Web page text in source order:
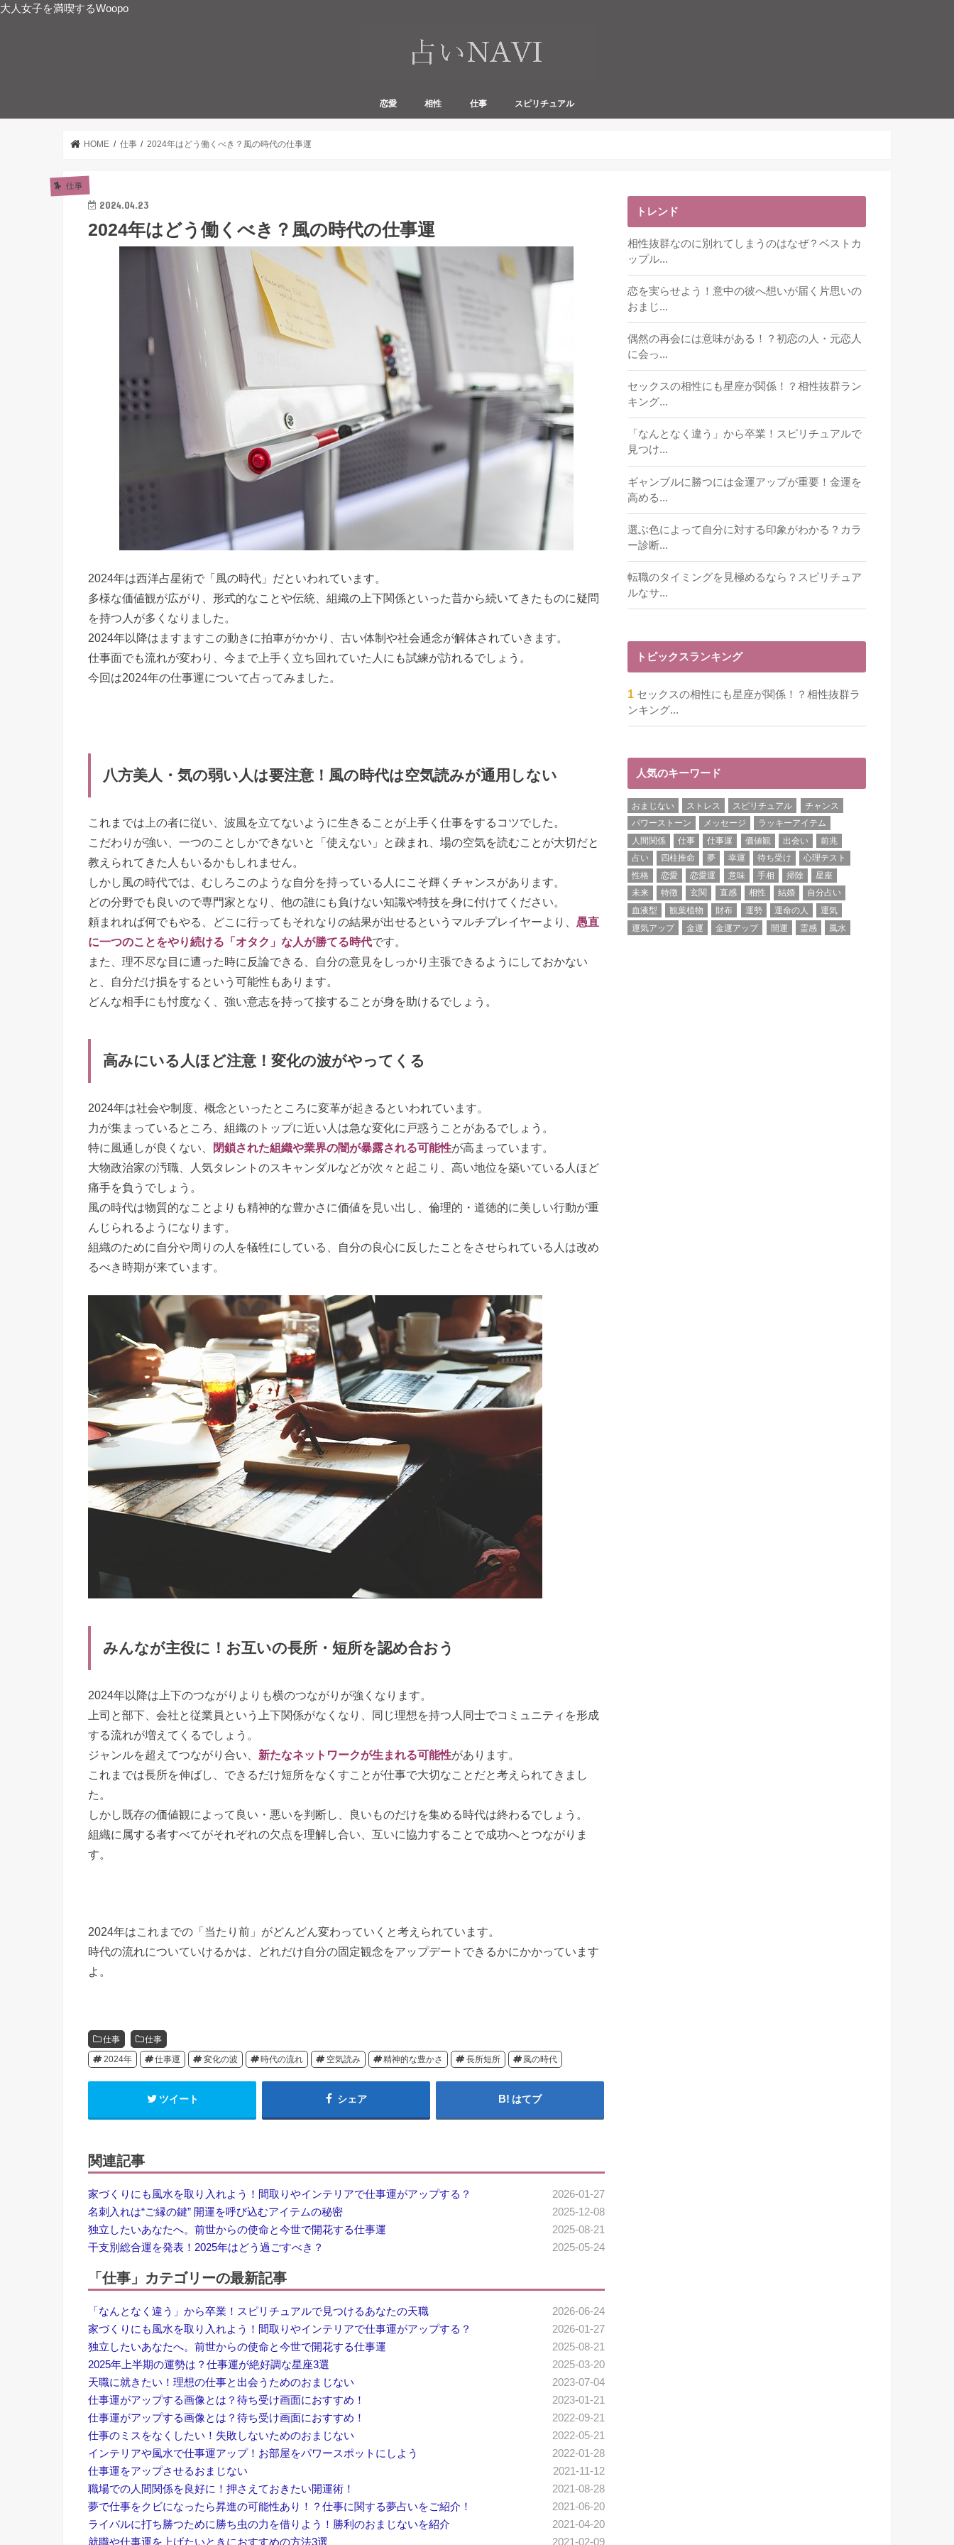
大人女子を満喫するWoopo
恋愛 相性 仕事 スピリチュアル
HOME 仕事 2024年はどう働くべき？風の時代の仕事運
仕事
2024.04.23
2024年はどう働くべき？風の時代の仕事運
2024年は西洋占星術で「風の時代」だといわれています。
多様な価値観が広がり、形式的なことや伝統、組織の上下関係といった昔から続いてきたものに疑問
を持つ人が多くなりました。
2024年以降はますますこの動きに拍車がかかり、古い体制や社会通念が解体されていきます。
仕事面でも流れが変わり、今まで上手く立ち回れていた人にも試練が訪れるでしょう。
今回は2024年の仕事運について占ってみました。
八方美人・気の弱い人は要注意！風の時代は空気読みが通用しない
これまでは上の者に従い、波風を立てないように生きることが上手く仕事をするコツでした。
こだわりが強い、一つのことしかできないと「使えない」と疎まれ、場の空気を読むことが大切だと
教えられてきた人もいるかもしれません。
しかし風の時代では、むしろこのような自分を持っている人にこそ輝くチャンスがあります。
どの分野でも良いので専門家となり、他の誰にも負けない知識や特技を身に付けてください。
頼まれれば何でもやる、どこに行ってもそれなりの結果が出せるというマルチプレイヤーより、 愚直
に一つのことをやり続ける「オタク」な人が勝てる時代です。
また、理不尽な目に遭った時に反論できる、自分の意見をしっかり主張できるようにしておかない
と、自分だけ損をするという可能性もあります。
どんな相手にも忖度なく、強い意志を持って接することが身を助けるでしょう。
高みにいる人ほど注意！変化の波がやってくる
2024年は社会や制度、概念といったところに変革が起きるといわれています。
力が集まっているところ、組織のトップに近い人は急な変化に戸惑うことがあるでしょう。
特に風通しが良くない、
閉鎖された組織や業界の闇が暴露される可能性が高まっています。
大物政治家の汚職、人気タレントのスキャンダルなどが次々と起こり、高い地位を築いている人ほど
痛手を負うでしょう。
風の時代は物質的なことよりも精神的な豊かさに価値を見い出し、倫理的・道徳的に美しい行動が重
んじられるようになります。
組織のために自分や周りの人を犠牲にしている、自分の良心に反したことをさせられている人は改め
るべき時期が来ています。
みんなが主役に！お互いの長所・短所を認め合おう
2024年以降は上下のつながりよりも横のつながりが強くなります。
上司と部下、会社と従業員という上下関係がなくなり、同じ理想を持つ人同士でコミュニティを形成
する流れが増えてくるでしょう。
ジャンルを超えてつながり合い、 新たなネットワークが生まれる可能性があります。
これまでは長所を伸ばし、できるだけ短所をなくすことが仕事で大切なことだと考えられてきまし
た。
しかし既存の価値観によって良い・悪いを判断し、良いものだけを集める時代は終わるでしょう。
組織に属する者すべてがそれぞれの欠点を理解し合い、互いに協力することで成功へとつながりま
す。
2024年はこれまでの「当たり前」がどんどん変わっていくと考えられています。
時代の流れについていけるかは、どれだけ自分の固定観念をアップデートできるかにかかっています
よ。
仕事 仕事
2024年 仕事運 変化の波 時代の流れ 空気読み 精神的な豊かさ 長所短所 風の時代
ツイート シェア はてブ
関連記事
家づくりにも風水を取り入れよう！間取りやインテリアで仕事運がアップする？
2026-01-27
名刺入れは“ご縁の鍵” 開運を呼び込むアイテムの秘密
2025-12-08
独立したいあなたへ。前世からの使命と今世で開花する仕事運
2025-08-21
干支別総合運を発表！2025年はどう過ごすべき？
2025-05-24
「仕事」カテゴリーの最新記事
「なんとなく違う」から卒業！スピリチュアルで見つけるあなたの天職
2026-06-24
家づくりにも風水を取り入れよう！間取りやインテリアで仕事運がアップする？
2026-01-27
独立したいあなたへ。前世からの使命と今世で開花する仕事運
2025-08-21
2025年上半期の運勢は？仕事運が絶好調な星座3選
2025-03-20
天職に就きたい！理想の仕事と出会うためのおまじない
2023-07-04
仕事運がアップする画像とは？待ち受け画面におすすめ！
2023-01-21
仕事運がアップする画像とは？待ち受け画面におすすめ！
2022-09-21
仕事のミスをなくしたい！失敗しないためのおまじない
2022-05-21
インテリアや風水で仕事運アップ！お部屋をパワースポットにしよう
2022-01-28
仕事運をアップさせるおまじない
2021-11-12
職場での人間関係を良好に！押さえておきたい開運術！
2021-08-28
夢で仕事をクビになったら昇進の可能性あり！？仕事に関する夢占いをご紹介！
2021-06-20
ライバルに打ち勝つために勝ち虫の力を借りよう！勝利のおまじないを紹介
2021-04-20
就職や仕事運を上げたいときにおすすめの方法3選
2021-02-09
トレンド
相性抜群なのに別れてしまうのはなぜ？ベストカ
ップル...
恋を実らせよう！意中の彼へ想いが届く片思いの
おまじ...
偶然の再会には意味がある！？初恋の人・元恋人
に会っ...
セックスの相性にも星座が関係！？相性抜群ラン
キング...
「なんとなく違う」から卒業！スピリチュアルで
見つけ...
ギャンブルに勝つには金運アップが重要！金運を
高める...
選ぶ色によって自分に対する印象がわかる？カラ
ー診断...
転職のタイミングを見極めるなら？スピリチュア
ルなサ...
トピックスランキング
セックスの相性にも星座が関係！？相性抜群ラ
ンキング...
人気のキーワード
おまじない ストレス スピリチュアル
チャンス
パワーストーン
メッセージ
ラッキーアイテム
人間関係
仕事 仕事運 価値観 出会い
前兆
占い
四柱推命 夢 幸運 待ち受け
心理テスト
性格
恋愛 恋愛運 意味 手相 掃除
星座
未来
特徴 玄関 直感 相性 結婚
自分占い
血液型
観葉植物 財布 運勢 運命の人
運気
運気アップ
金運 金運アップ 開運 霊感 風水